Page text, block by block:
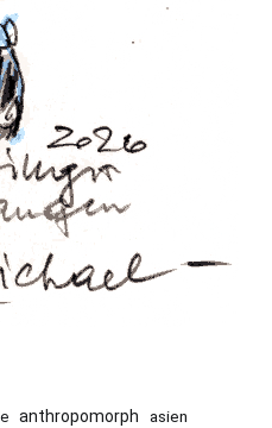
anthropomorph asien